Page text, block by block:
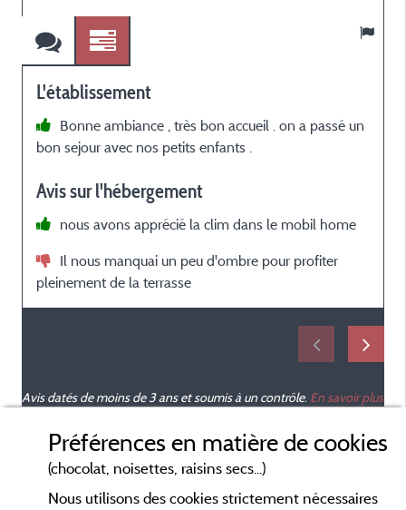
L'établissement
Bonne ambiance , très bon accueil . on a passé un
bon sejour avec nos petits enfants .
Avis sur l'hébergement
nous avons apprécié la clim dans le mobil home
Il nous manquai un peu d'ombre pour profiter
pleinement de la terrasse
Avis datés de moins de 3 ans et soumis à un contrôle. En savoir plus
Préférences en matière de cookies
(chocolat, noisettes, raisins secs...)
Nous utilisons des cookies strictement nécessaires